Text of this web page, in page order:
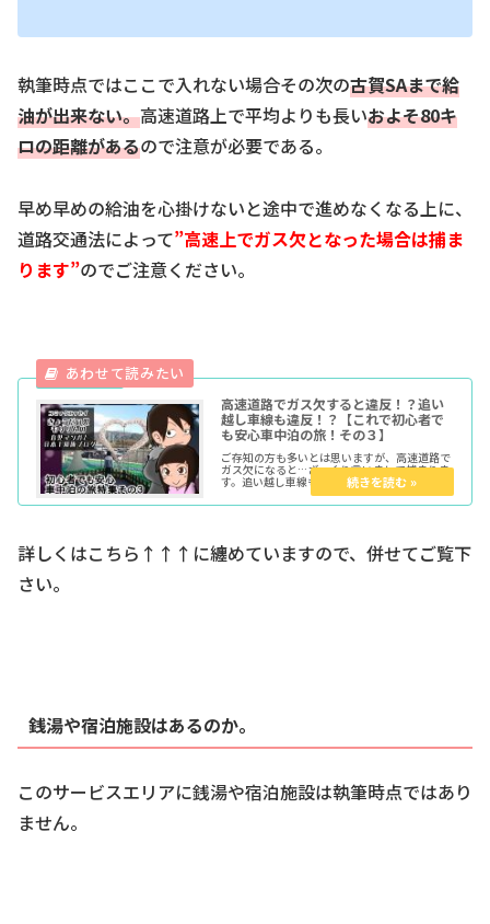
執筆時点ではここで入れない場合その次の古賀SAまで給
油が出来ない。高速道路上で平均よりも長いおよそ80キ
ロの距離があるので注意が必要である。
早め早めの給油を心掛けないと途中で進めなくなる上に、
道路交通法によって”高速上でガス欠となった場合は捕ま
ります”のでご注意ください。
高速道路でガス欠すると違反！？追い
越し車線も違反！？【これで初心者で
も安心車中泊の旅！その３】
ご存知の方も多いとは思いますが、高速道路で
ガス欠になると…ざっくり言いまして捕まりま
す。追い越し車線もトンネル内無灯火も同様。
今回はその点について法律でのソース文を元に
分析してみたいと思います。
詳しくはこちら↑↑↑に纏めていますので、併せてご覧下
さい。
銭湯や宿泊施設はあるのか。
このサービスエリアに銭湯や宿泊施設は執筆時点ではあり
ません。